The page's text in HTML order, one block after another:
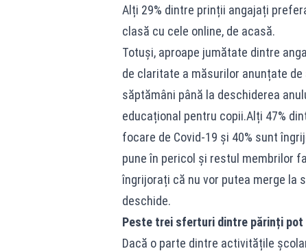
Alți 29% dintre prinții angajați
clasă cu cele online, de acasă.
Totuși, aproape jumătate dintre
de claritate a măsurilor anunțate
săptămâni până la deschiderea
educațional pentru copii.Alți 47%
focare de Covid-19 și 40% sunt
pune în pericol și restul membrilor
îngrijorați că nu vor putea merge la
deschide.
Peste trei sferturi dintre părinți
Dacă o parte dintre activitățile